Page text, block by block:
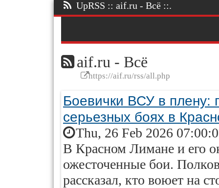
UpRSS :: aif.ru - Всё ::.
aif.ru - Всё
https://aif.ru/rss/all.php
Боевички ВСУ в плену:
серьезных боях в
Thu, 26 Feb 2026
В Красном Лимане и его
ожесточенные бои.
рассказал, кто воюет на